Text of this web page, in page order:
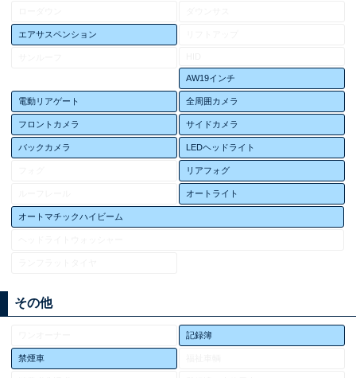
エアサスペンション
AW19インチ
電動リアゲート 全周囲カメラ
フロントカメラ サイドカメラ
バックカメラ LEDヘッドライト
リアフォグ
オートライト
オートマチックハイビーム
その他
記録簿
禁煙車